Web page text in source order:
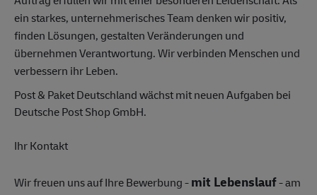
ein starkes, unternehmerisches Team denken wir positiv,
finden Lösungen, gestalten Veränderungen und
übernehmen Verantwortung. Wir verbinden Menschen und
verbessern ihr Leben.
Post & Paket Deutschland wächst mit neuen Aufgaben bei
Deutsche Post Shop GmbH.
Ihr Kontakt
Wir freuen uns auf Ihre Bewerbung -mit Lebenslauf- am